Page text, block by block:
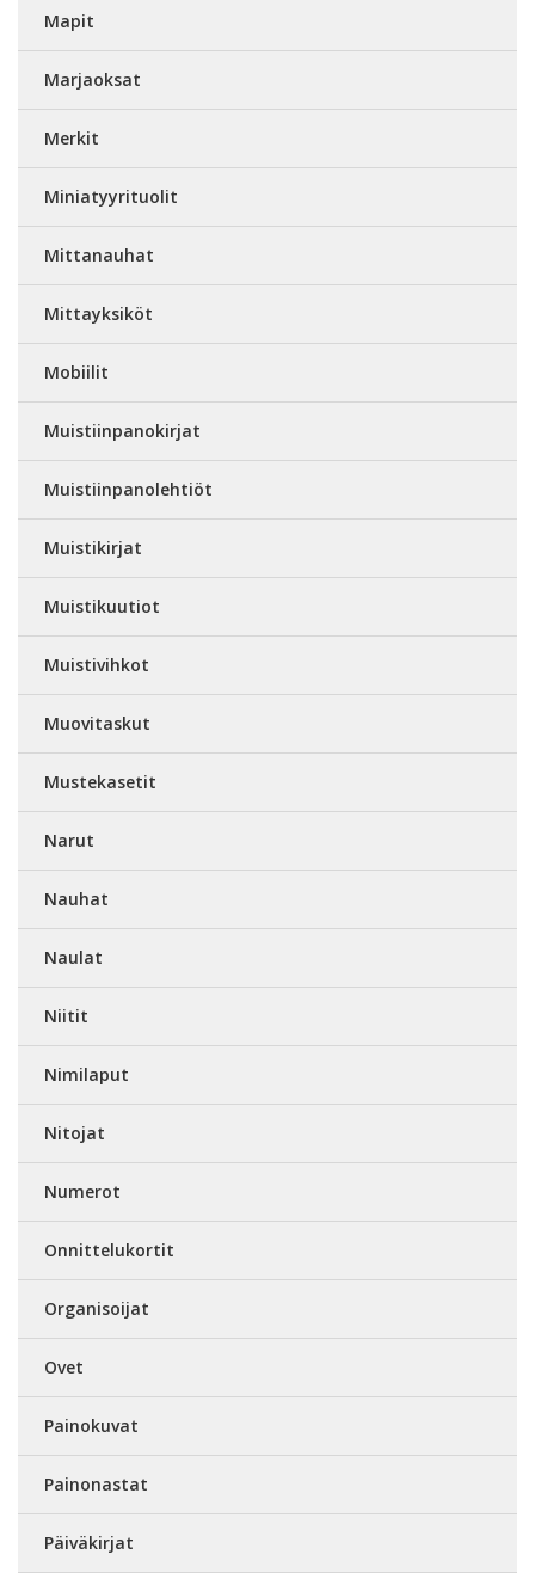
Mapit
Marjaoksat
Merkit
Miniatyyrituolit
Mittanauhat
Mittayksiköt
Mobiilit
Muistiinpanokirjat
Muistiinpanolehtiöt
Muistikirjat
Muistikuutiot
Muistivihkot
Muovitaskut
Mustekasetit
Narut
Nauhat
Naulat
Niitit
Nimilaput
Nitojat
Numerot
Onnittelukortit
Organisoijat
Ovet
Painokuvat
Painonastat
Päiväkirjat